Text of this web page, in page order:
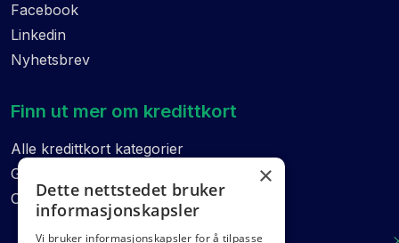
Facebook
Linkedin
Nyhetsbrev
Finn ut mer om kredittkort
Alle kredittkort kategorier
Guider
Ordliste
×
Dette nettstedet bruker
informasjonskapsler
Vi bruker informasjonskapsler for å tilpasse